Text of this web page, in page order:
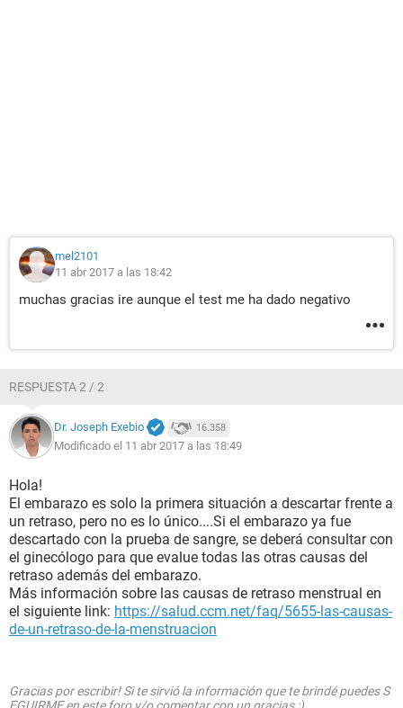
mel2101
11 abr 2017 a las 18:42
muchas gracias ire aunque el test me ha dado negativo
RESPUESTA 2 / 2
Dr. Joseph Exebio 16.358
Modificado el 11 abr 2017 a las 18:49
Hola!
El embarazo es solo la primera situación a descartar frente a
un retraso, pero no es lo único....Si el embarazo ya fue
descartado con la prueba de sangre, se deberá consultar con
el ginecólogo para que evalue todas las otras causas del
retraso además del embarazo.
Más información sobre las causas de retraso menstrual en
el siguiente link: https://salud.ccm.net/faq/5655-las-causas-
de-un-retraso-de-la-menstruacion
Gracias por escribir! Si te sirvió la información que te brindé puedes S